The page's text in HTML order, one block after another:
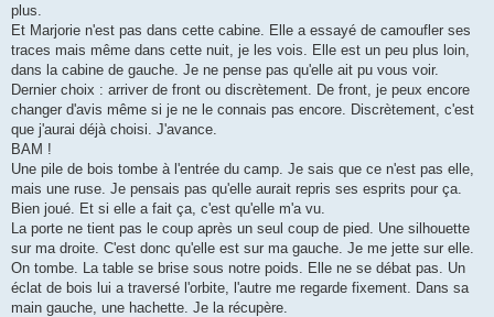
plus.
Et Marjorie n'est pas dans cette cabine. Elle a essayé de camoufler ses
traces mais même dans cette nuit, je les vois. Elle est un peu plus loin,
dans la cabine de gauche. Je ne pense pas qu'elle ait pu vous voir.
Dernier choix : arriver de front ou discrètement. De front, je peux encore
changer d'avis même si je ne le connais pas encore. Discrètement, c'est
que j'aurai déjà choisi. J'avance.
BAM !
Une pile de bois tombe à l'entrée du camp. Je sais que ce n'est pas elle,
mais une ruse. Je pensais pas qu'elle aurait repris ses esprits pour ça.
Bien joué. Et si elle a fait ça, c'est qu'elle m'a vu.
La porte ne tient pas le coup après un seul coup de pied. Une silhouette
sur ma droite. C'est donc qu'elle est sur ma gauche. Je me jette sur elle.
On tombe. La table se brise sous notre poids. Elle ne se débat pas. Un
éclat de bois lui a traversé l'orbite, l'autre me regarde fixement. Dans sa
main gauche, une hachette. Je la récupère.